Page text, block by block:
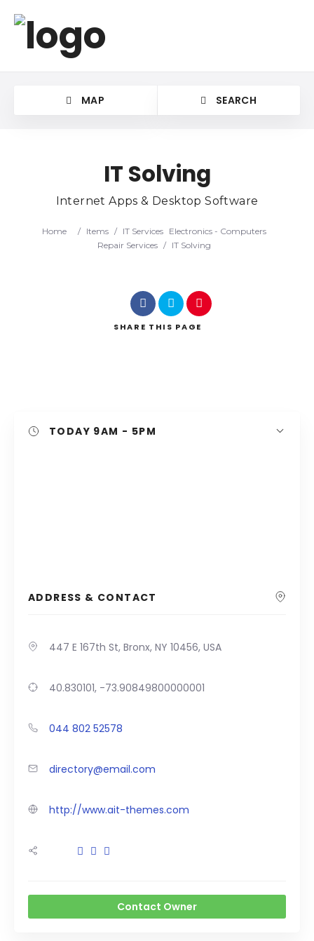
MAP SEARCH
IT Solving
Internet Apps & Desktop Software
Home / Items / IT Services Electronics - Computers
Repair Services / IT Solving
SHARE THIS PAGE
TODAY 9AM - 5PM
ADDRESS & CONTACT
447 E 167th St, Bronx, NY 10456, USA
40.830101, -73.90849800000001
044 802 52578
directory@email.com
http://www.ait-themes.com
Contact Owner